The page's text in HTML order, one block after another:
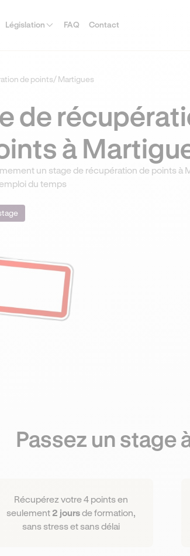
Législation FAQ Contact
de points/ Martigues
de
à
un stage de récupération de points à
du temps
Passez un stage
Récupérez votre 4 points en
seulement 2 joursde formation,
sans stress et sans délai